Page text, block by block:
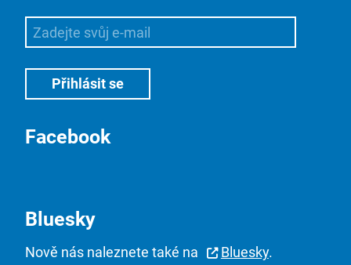
Facebook
Bluesky
Nově nás naleznete také na Bluesky.